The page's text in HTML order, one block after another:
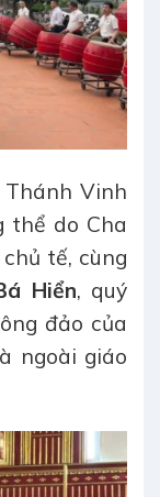
Vinh
thể do Cha
chủ tế, cùng
Hiển, quý
đảo của
ngoài giáo